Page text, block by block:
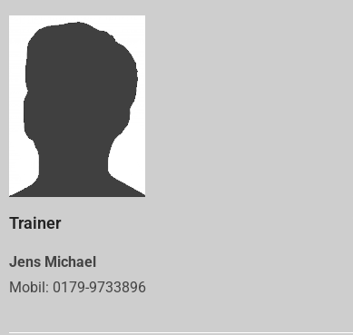
Trainer
Jens Michael
Mobil: 0179-9733896